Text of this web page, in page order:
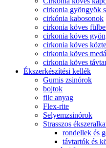
cirkonia gyöngyök
cirkónia kabosonok
cirkonia köves
cirkonia köves
cirkonia köves
cirkonia köves
cirkonia köves
Ékszerkészítési kellék
Gumis zsinórok
bojtok
filc anyag
Flex-rite
Selyemzsinórok
Strasszos
rondellek és
távtartók és